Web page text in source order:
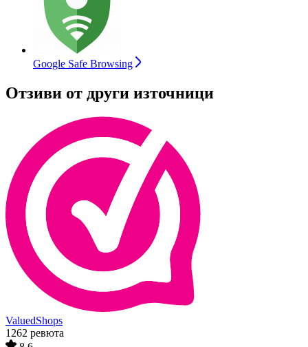
Google Safe Browsing
Отзиви от други източници
ValuedShops
1262 ревюта